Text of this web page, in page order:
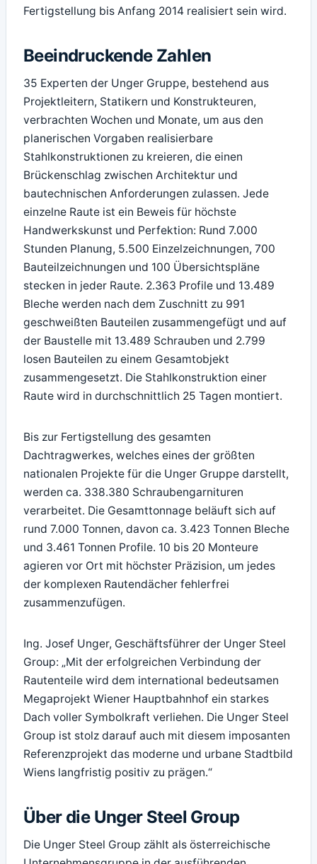
Fertigstellung bis Anfang 2014 realisiert sein wird.
Beeindruckende Zahlen
35 Experten der Unger Gruppe, bestehend aus
Projektleitern, Statikern und Konstrukteuren,
verbrachten Wochen und Monate, um aus den
planerischen Vorgaben realisierbare
Stahlkonstruktionen zu kreieren, die einen
Brückenschlag zwischen Architektur und
bautechnischen Anforderungen zulassen. Jede
einzelne Raute ist ein Beweis für höchste
Handwerkskunst und Perfektion: Rund 7.000
Stunden Planung, 5.500 Einzelzeichnungen, 700
Bauteilzeichnungen und 100 Übersichtspläne
stecken in jeder Raute. 2.363 Profile und 13.489
Bleche werden nach dem Zuschnitt zu 991
geschweißten Bauteilen zusammengefügt und auf
der Baustelle mit 13.489 Schrauben und 2.799
losen Bauteilen zu einem Gesamtobjekt
zusammengesetzt. Die Stahlkonstruktion einer
Raute wird in durchschnittlich 25 Tagen montiert.
Bis zur Fertigstellung des gesamten
Dachtragwerkes, welches eines der größten
nationalen Projekte für die Unger Gruppe darstellt,
werden ca. 338.380 Schraubengarnituren
verarbeitet. Die Gesamttonnage beläuft sich auf
rund 7.000 Tonnen, davon ca. 3.423 Tonnen Bleche
und 3.461 Tonnen Profile. 10 bis 20 Monteure
agieren vor Ort mit höchster Präzision, um jedes
der komplexen Rautendächer fehlerfrei
zusammenzufügen.
Ing. Josef Unger, Geschäftsführer der Unger Steel
Group: „Mit der erfolgreichen Verbindung der
Rautenteile wird dem international bedeutsamen
Megaprojekt Wiener Hauptbahnhof ein starkes
Dach voller Symbolkraft verliehen. Die Unger Steel
Group ist stolz darauf auch mit diesem imposanten
Referenzprojekt das moderne und urbane Stadtbild
Wiens langfristig positiv zu prägen.“
Über die Unger Steel Group
Die Unger Steel Group zählt als österreichische